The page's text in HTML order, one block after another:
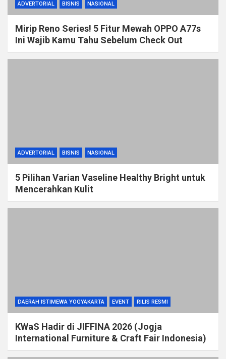
ADVERTORIAL BISNIS NASIONAL
Mirip Reno Series! 5 Fitur Mewah OPPO A77s
Ini Wajib Kamu Tahu Sebelum Check Out
ADVERTORIAL BISNIS NASIONAL
5 Pilihan Varian Vaseline Healthy Bright untuk
Mencerahkan Kulit
DAERAH ISTIMEWA YOGYAKARTA EVENT RILIS RESMI
KWaS Hadir di JIFFINA 2026 (Jogja
International Furniture & Craft Fair Indonesia)